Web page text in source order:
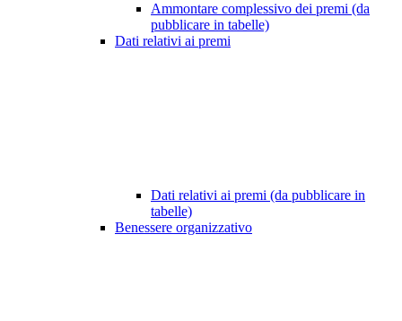
Ammontare complessivo dei premi (da
pubblicare in tabelle)
Dati relativi ai premi
Dati relativi ai premi (da pubblicare in
tabelle)
Benessere organizzativo